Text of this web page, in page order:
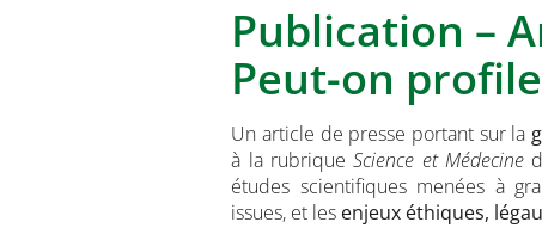
Publication –
Peut-on
Un article de presse portant sur la
à la rubriqueScience et Médecine
études scientifiques menées à
issues, et les enjeux éthiques,